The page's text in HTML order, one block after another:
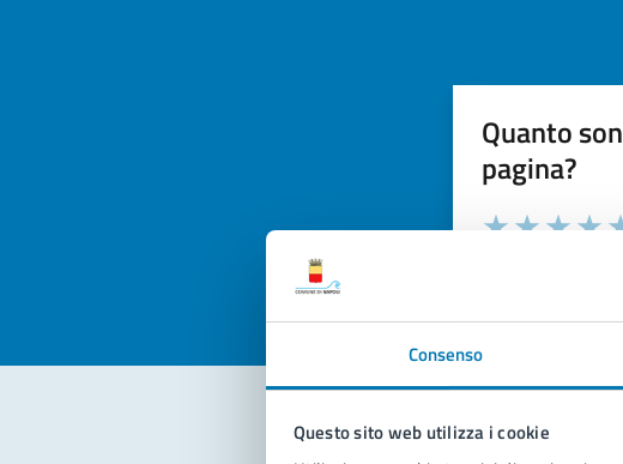
Consenso
Questo sito web utilizza i cookie
Quanto
pagina?
Valuta la chiarezza
Seleziona il